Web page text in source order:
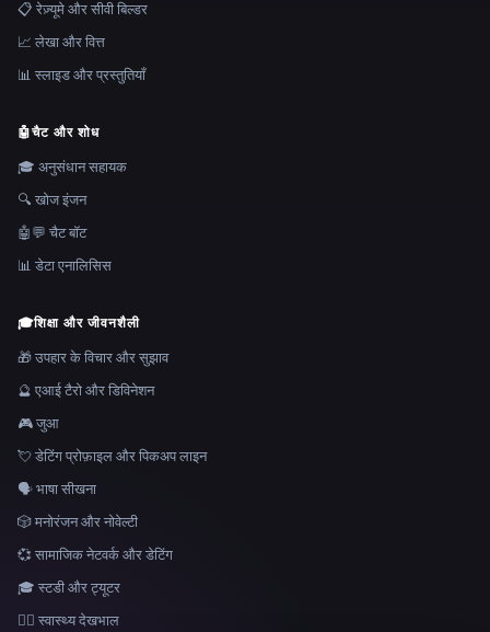
📋 रेज़्यूमे और सीवी बिल्डर
📈 लेखा और वित्त
📊 स्लाइड और प्रस्तुतियाँ
🤖चैट और शोध
🎓 अनुसंधान सहायक
🔍 खोज इंजन
🤖💬 चैट बॉट
📊 डेटा एनालिसिस
🎓शिक्षा और जीवनशैली
🎁 उपहार के विचार और सुझाव
🔮 एआई टैरो और डिविनेशन
🎮 जुआ
💘 डेटिंग प्रोफ़ाइल और पिकअप लाइन
🗣️ भाषा सीखना
🎲 मनोरंजन और नोवेल्टी
💞 सामाजिक नेटवर्क और डेटिंग
🎓 स्टडी और ट्यूटर
👩‍⚕️ स्वास्थ्य देखभाल